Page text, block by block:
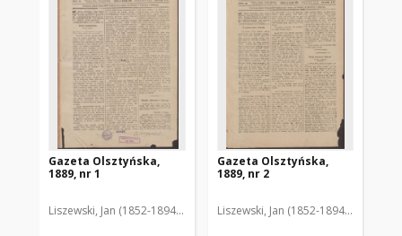
Gazeta Olsztyńska,
1889, nr 1
Liszewski, Jan (1852-1894). Red.
Gazeta Olsztyńska,
1889, nr 2
Liszewski, Jan (1852-1894). Red.